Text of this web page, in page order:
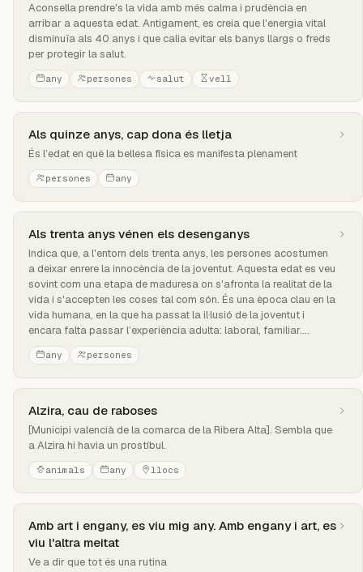
Aconsella prendre's la vida amb més calma i prudència en
arribar a aquesta edat. Antigament, es creia que l'energia vital
disminuïa als 40 anys i que calia evitar els banys llargs o freds
per protegir la salut.
any persones salut vell
Als quinze anys, cap dona és lletja
És l’edat en què la bellesa física es manifesta plenament
persones any
Als trenta anys vénen els desenganys
Indica que, a l'entorn dels trenta anys, les persones acostumen
a deixar enrere la innocència de la joventut. Aquesta edat es veu
sovint com una etapa de maduresa on s'afronta la realitat de la
vida i s'accepten les coses tal com són. És una època clau en la
vida humana, en la que ha passat la il·lusió de la joventut i
encara falta passar l’experiència adulta: laboral, familiar....
any persones
Alzira, cau de raboses
[Municipi valencià de la comarca de la Ribera Alta]. Sembla que
a Alzira hi havia un prostíbul.
animals any llocs
Amb art i engany, es viu mig any. Amb engany i art, es
viu l'altra meitat
Ve a dir que tot és una rutina